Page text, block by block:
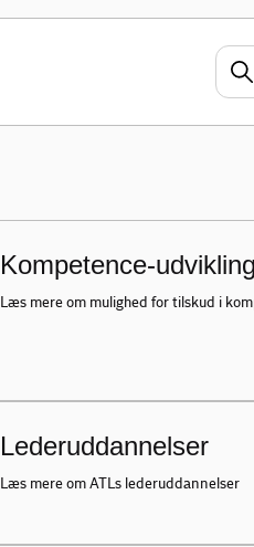
stadig
Kompetence-
Læs mere om mulighed for tilskud i
Lederuddannelser
Læs mere om ATLs lederuddannelser